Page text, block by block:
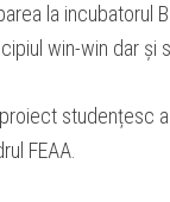
la incubatorul
win-win dar și
studențesc
FEAA.